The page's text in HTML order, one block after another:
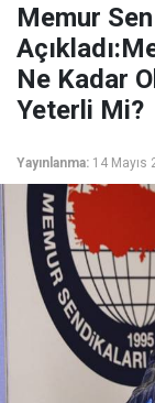
Memur
Ne Kadar
Yeterli Mi?
Yayınlanma: 14 Mayıs